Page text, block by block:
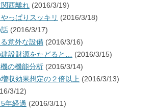
西離れ (2016/3/19)
っぱりスッキリ (2016/3/18)
(2016/3/17)
意外な設備 (2016/3/16)
設財源をたどると…
(2016/3/15)
の機能分析 (2016/3/14)
収効果想定の２倍以上 (2016/3/13)
3/12)
5年経過 (2016/3/11)